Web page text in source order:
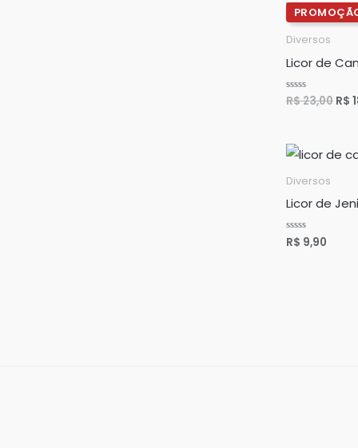
Diversos
Licor de
Avaliação
R$23,00
O
R$
R$
Diversos
Licor de
Avaliação
0
R$ 9,90